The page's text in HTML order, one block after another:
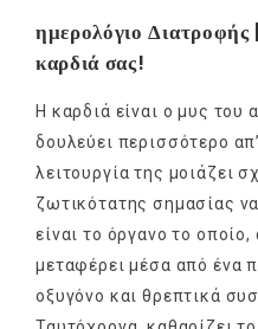
ημερολόγιο
καρδιά σας!
Η καρδιά είναι ο μυς
δουλεύει περισσότερο
λειτουργία της μοιάζει
ζωτικότατης σημασίας
είναι το όργανο το
μεταφέρει μέσα από ένα
οξυγόνο και θρεπτικά